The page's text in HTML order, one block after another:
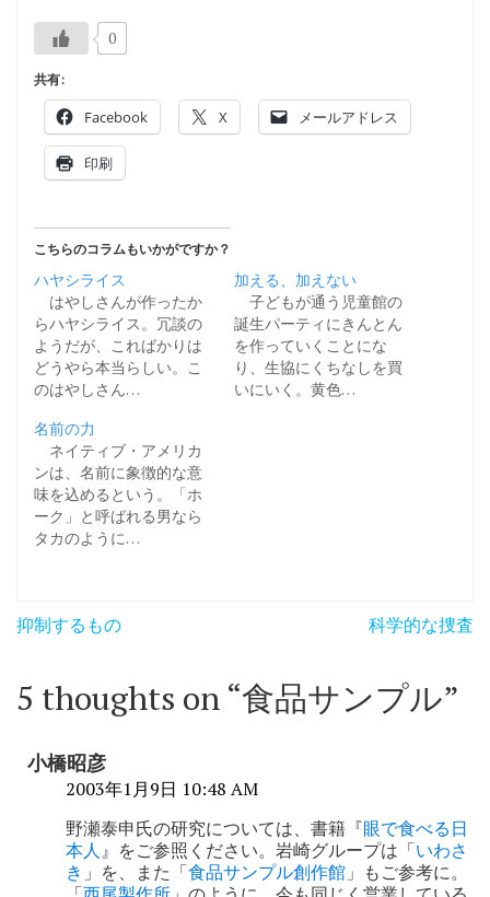
0
共有:
Facebook X メールアドレス
印刷
こちらのコラムもいかがですか？
ハヤシライス
はやしさんが作ったか
らハヤシライス。冗談の
ようだが、こればかりは
どうやら本当らしい。こ
のはやしさん…
加える、加えない
子どもが通う児童館の
誕生パーティにきんとん
を作っていくことにな
り、生協にくちなしを買
いにいく。黄色…
名前の力
ネイティブ・アメリカ
ンは、名前に象徴的な意
味を込めるという。「ホ
ーク」と呼ばれる男なら
タカのように…
投
ナ
ゲ
抑制するもの 科学的な捜査
5 thoughts on “食品サンプル”
小橋昭彦
2003年1月9日 10:48 AM
野瀬泰申氏の研究については、書籍『眼で食べる日
本人』をご参照ください。岩崎グループは「いわさ
き 」を、また「食品サンプル創作館 」もご参考に。